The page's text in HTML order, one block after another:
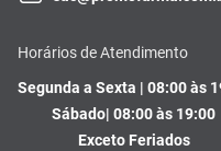
Horários de Atendimento
Segunda a Sexta | 08:00 às
Sábado| 08:00 às 19:00
Exceto Feriados